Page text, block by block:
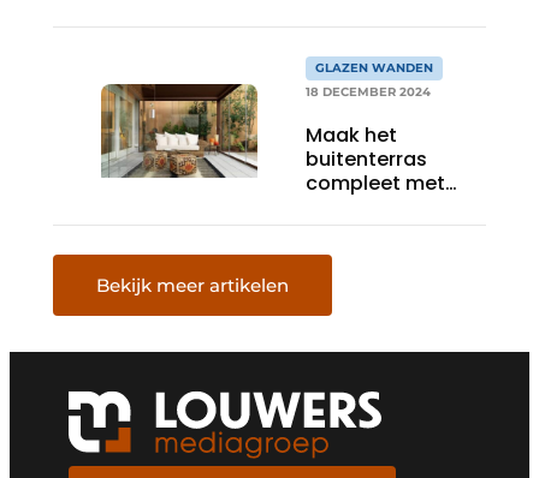
veranda of
overkapping
GLAZEN WANDEN
18 DECEMBER 2024
Maak het
buitenterras
compleet met
Bekijk meer artikelen